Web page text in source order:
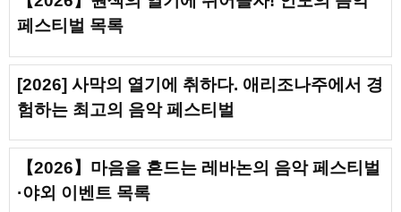
페스티벌 목록
[2026] 사막의 열기에 취하다. 애리조나주에서 경
험하는 최고의 음악 페스티벌
【2026】마음을 흔드는 레바논의 음악 페스티벌
·야외 이벤트 목록